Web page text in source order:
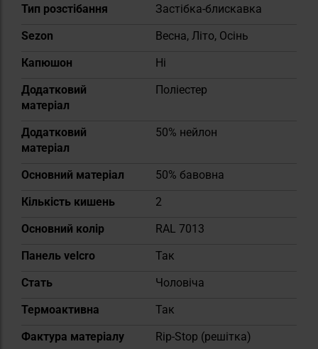
Тип розстібання
Застібка-блискавка
Sezon
Весна, Літо, Осінь
Капюшон
Ні
Додатковий
матеріал
Поліестер
Додатковий
матеріал
50% нейлон
Основний матеріал
50% бавовна
Кількість кишень
2
Основний колір
RAL 7013
Панель velcro
Так
Cтать
Чоловіча
Термоактивна
Так
Фактура матеріалу
Rip-Stop (решітка)